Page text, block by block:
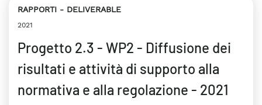
RAPPORTI DELIVERABLE
2021
Progetto 2.3 - WP2 - Diffusione dei
risultati e attività di supporto alla
normativa e alla regolazione - 2021